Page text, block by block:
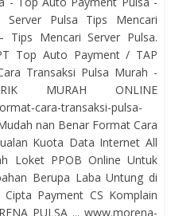
Server Pulsa Tips Mencari
Tips Mencari Server Pulsa.
Top Auto Payment / TAP
Transaksi Pulsa Murah -
MURAH ONLINE
cara-transaksi-pulsa-
nan Benar Format Cara
Kuota Data Internet All
Loket PPOB Online Untuk
Berupa Laba Untung di
Payment CS Komplain
PULSA ... www.morena-